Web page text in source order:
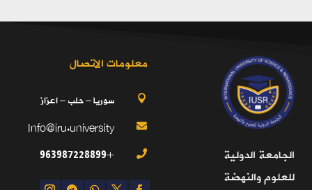
الجامعة الدولية
للعلوم والنهضة
معلومات الاتصال
 سوريا – حلب – اعزاز

Info@iru.university

+963987228899